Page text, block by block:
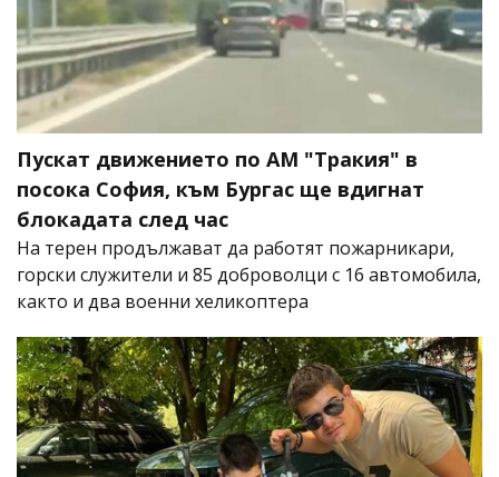
Пускат движението по АМ "Тракия" в
посока София, към Бургас ще вдигнат
блокадата след час
На терен продължават да работят пожарникари,
горски служители и 85 доброволци с 16 автомобила,
както и два военни хеликоптера